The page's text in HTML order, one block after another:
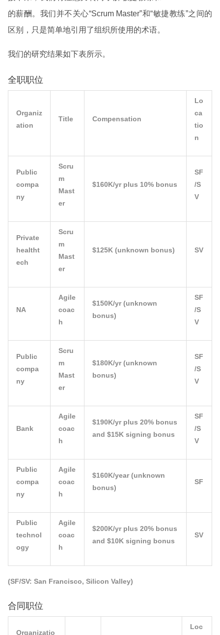
的薪酬。我们并不关心“Scrum Master”和“敏捷教练”之间的
区别，只是简单地引用了组织所使用的术语。
我们的研究结果如下表所示。
全职职位
Organiz
ation
Title Compensation
Lo
ca
tio
n
Public
compa
ny
Scru
m
Mast
er
$160K/yr plus 10% bonus
SF
/S
V
Private
healtht
ech
Scru
m
Mast
er
$125K (unknown bonus) SV
NA
Agile
coac
h
$150K/yr (unknown
bonus)
SF
/S
V
Public
compa
ny
Scru
m
Mast
er
$180K/yr (unknown
bonus)
SF
/S
V
Bank
Agile
coac
h
$190K/yr plus 20% bonus
and $15K signing bonus
SF
/S
V
Public
compa
ny
Agile
coac
h
$160K/year (unknown
bonus)
SF
Public
technol
ogy
Agile
coac
h
$200K/yr plus 20% bonus
and $10K signing bonus
SV
(SF/SV: San Francisco, Silicon Valley)
合同职位
Organizatio
Loc